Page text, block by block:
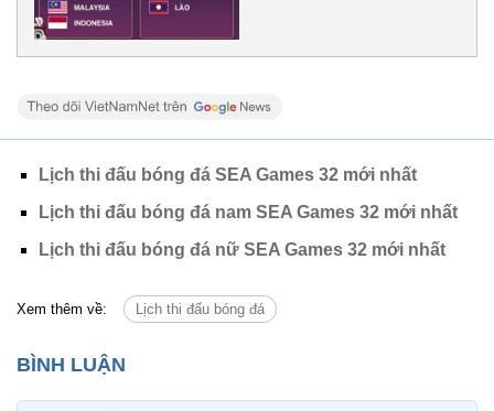
Lịch thi đấu bóng đá SEA Games 32 mới nhất
Lịch thi đấu bóng đá nam SEA Games 32 mới nhất
Lịch thi đấu bóng đá nữ SEA Games 32 mới nhất
Xem thêm về: Lịch thi đấu bóng đá